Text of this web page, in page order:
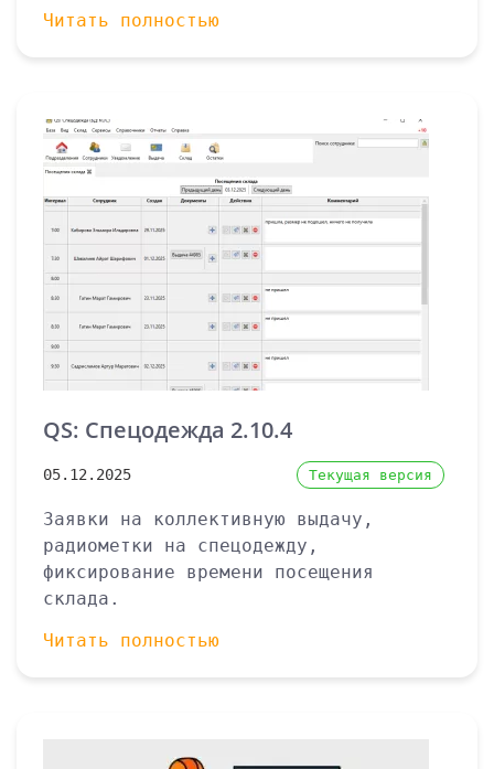
Читать полностью
QS: Спецодежда 2.10.4
05.12.2025 Текущая версия
Заявки на коллективную выдачу,
радиометки на спецодежду,
фиксирование времени посещения
склада.
Читать полностью